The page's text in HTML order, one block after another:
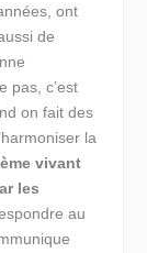
ont
de
pas, c’est
on fait des
la
vivant
les
au